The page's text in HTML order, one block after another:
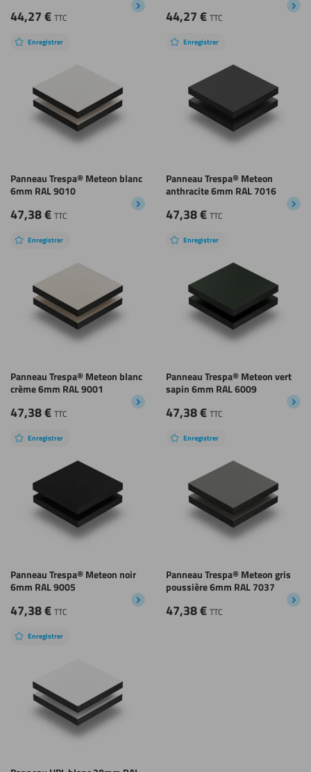
44,27€ TTC 44,27€ TTC
Enregistrer
Panneau Trespa® Meteon blanc
6mm RAL 9010
47,38€ TTC
Enregistrer
Panneau Trespa® Meteon
anthracite 6mm RAL 7016
47,38€ TTC
Enregistrer
Panneau Trespa® Meteon blanc
crème 6mm RAL 9001
47,38€ TTC
Enregistrer
Panneau Trespa® Meteon vert
sapin 6mm RAL 6009
47,38€ TTC
Enregistrer
Panneau Trespa® Meteon noir
6mm RAL 9005
47,38€ TTC
Enregistrer
Panneau Trespa® Meteon gris
poussière 6mm RAL 7037
47,38€ TTC
Enregistrer